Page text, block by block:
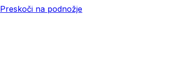
Preskoči na podnožje